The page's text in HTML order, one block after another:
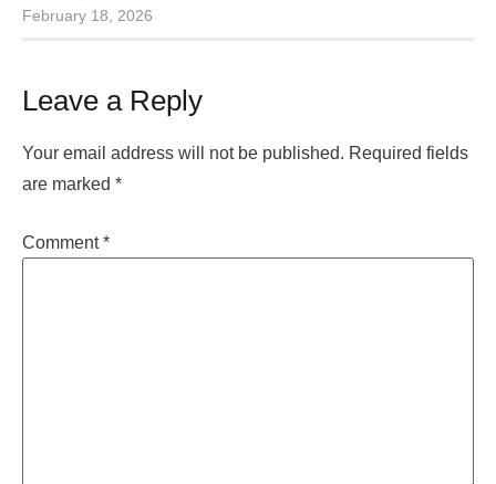
February 18, 2026
Leave a Reply
Your email address will not be published. Required fields
are marked *
Comment*